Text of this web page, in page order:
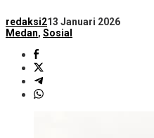
redaksi213 Januari 2026
Medan, Sosial